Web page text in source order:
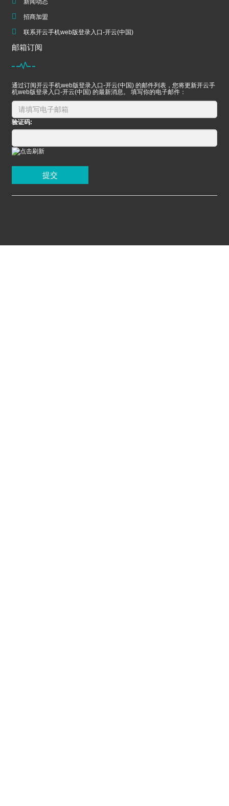
新闻动态
招商加盟
联系开云手机web版登录入口-开云(中国)
邮箱订阅
通过订阅开云手机web版登录入口-开云(中国) 的邮件列表，您将更新开云手
机web版登录入口-开云(中国) 的最新消息。 填写你的电子邮件：
验证码:
提交